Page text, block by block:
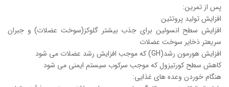
پس از تمرین:
افزایش تولید پروتئین
افزایش سطح انسولین برای جذب بیشتر گلوکز(سوخت عضلات) و جبران
سریعتر ذخایر سوخت عضلات
افزایش هورمون رشد(GH) که موجب افزایش رشد عضلات می شود
کاهش سطح کورتیزول که موجب سرکوب سیستم ایمنی می شود
هنگام خوردن وعده های غذایی: